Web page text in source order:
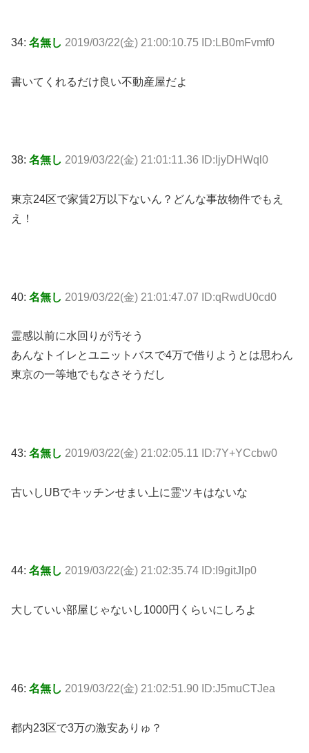
34: 名無し 2019/03/22(金) 21:00:10.75 ID:LB0mFvmf0
書いてくれるだけ良い不動産屋だよ
38: 名無し 2019/03/22(金) 21:01:11.36 ID:ljyDHWql0
東京24区で家賃2万以下ないん？どんな事故物件でもえ
え！
40: 名無し 2019/03/22(金) 21:01:47.07 ID:qRwdU0cd0
霊感以前に水回りが汚そう
あんなトイレとユニットバスで4万で借りようとは思わん
東京の一等地でもなさそうだし
43: 名無し 2019/03/22(金) 21:02:05.11 ID:7Y+YCcbw0
古いしUBでキッチンせまい上に霊ツキはないな
44: 名無し 2019/03/22(金) 21:02:35.74 ID:I9gitJlp0
大していい部屋じゃないし1000円くらいにしろよ
46: 名無し 2019/03/22(金) 21:02:51.90 ID:J5muCTJea
都内23区で3万の激安ありゅ？